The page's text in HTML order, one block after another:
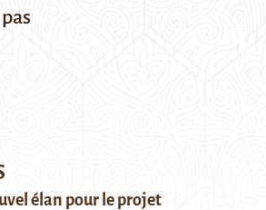
élan pour le projet